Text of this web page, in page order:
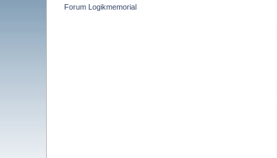
Forum Logikmemorial